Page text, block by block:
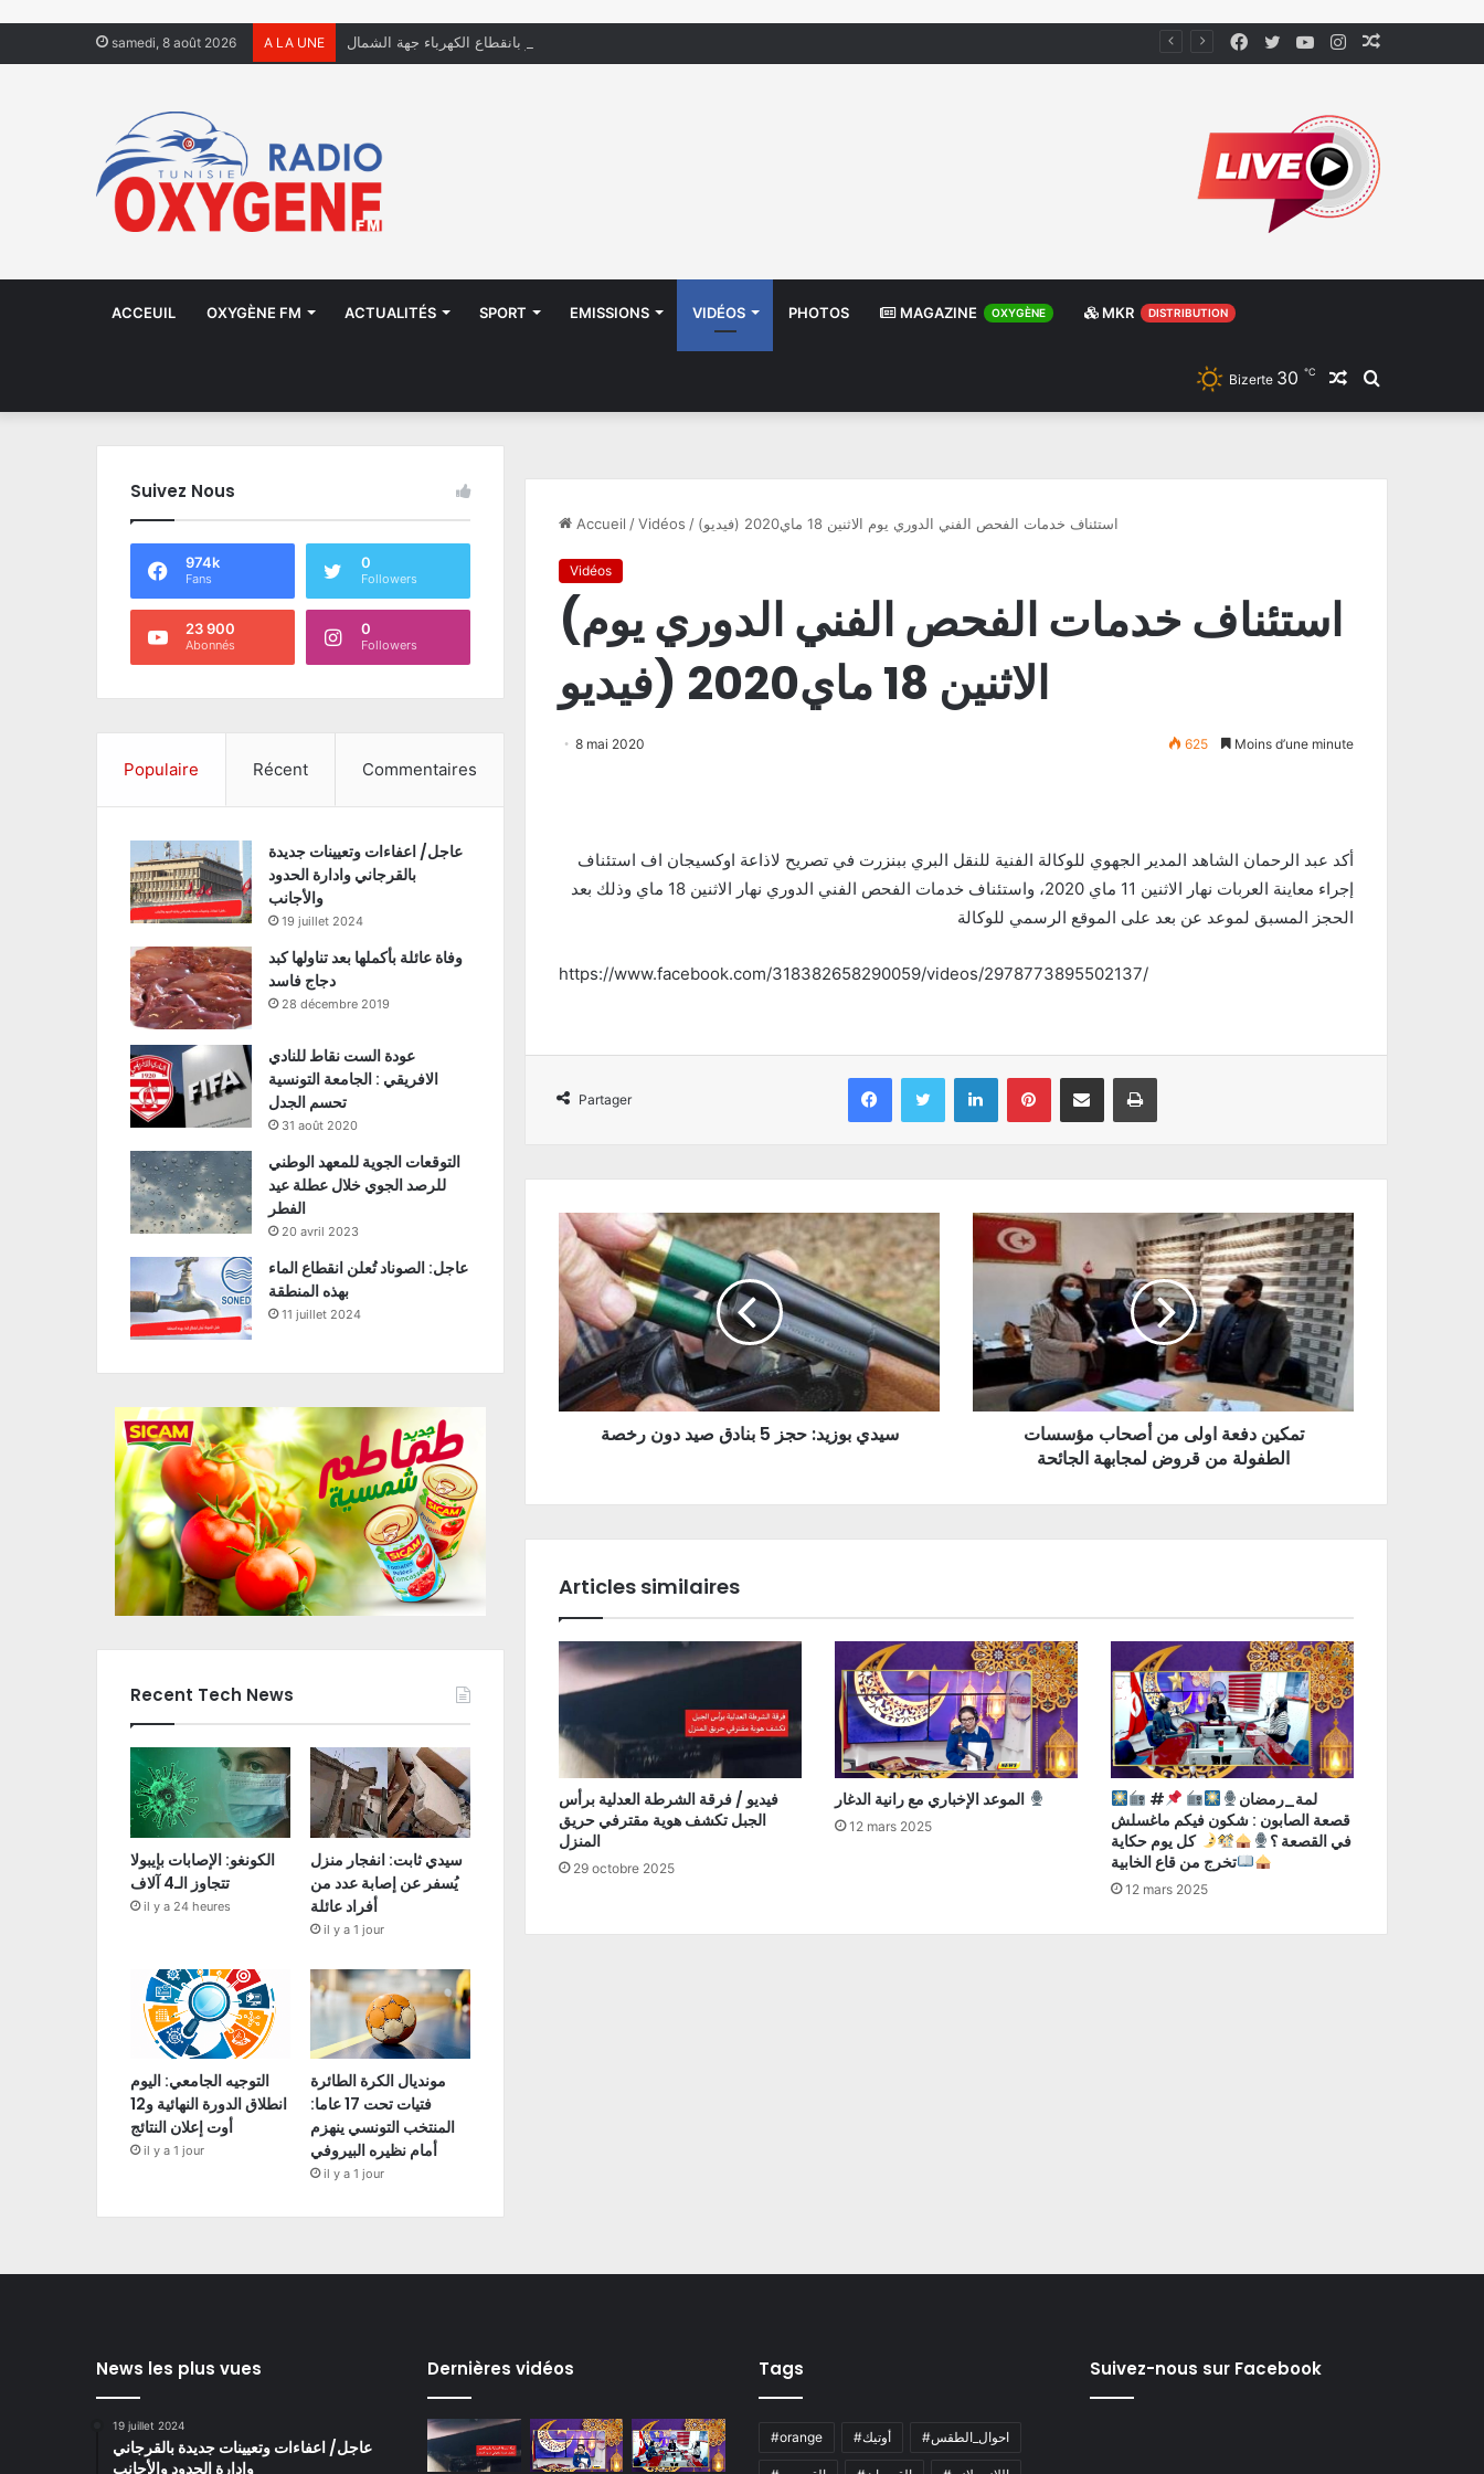
samedi, 8 août 2026 A LA UNE إشعار بانقطاع الكهرباء جهة الشمال Instagram
YouTube
Twitter
Facebook
ACCEUIL OXYGÈNE FM ACTUALITÉS SPORT EMISSIONS VIDÉOS PHOTOS MAGAZINE OXYGÈNE MKR DISTRIBUTION
Rechercher
Article
Bizerte 30 ℃
Accueil /Vidéos / (استئناف خدمات الفحص الفني الدوري يوم الاثنين 18 ماي2020 (فيديو
Vidéos
(استئناف خدمات الفحص الفني الدوري يوم
الاثنين 18 ماي2020 (فيديو
8 mai 2020 625 Moins d’une minute
أكد عبد الرحمان الشاهد المدير الجهوي للوكالة الفنية للنقل البري ببنزرت في تصريح لاذاعة اوكسيجان اف استئناف
إجراء معاينة العربات نهار الاثنين 11 ماي 2020، واستئناف خدمات الفحص الفني الدوري نهار الاثنين 18 ماي وذلك بعد
الحجز المسبق لموعد عن بعد على الموقع الرسمي للوكالة
https://www.facebook.com/318382658290059/videos/2978773895502137/
Partager
Facebook Twitter Linkedin Pinterest Partager par email Imprimer
سیدي بوزید: حجز 5 بنادق صید دون رخصة
تمكين دفعة اولى من أصحاب مؤسسات
الطفولة من قروض لمجابهة الجائحة
Articles similaires
فيديو / فرقة الشرطة العدلية برأس
الجبل تكشف هوية مقترفي حريق
المنزل
29 octobre 2025
الموعد الإخباري مع رانية الدغار
12 mars 2025
#لمة_رمضان
قصعة الصابون : شكون فيكم ماغسلش
في القصعة ؟
كل يوم حكاية
تخرج من قاع الخابية
12 mars 2025
Suivez Nous
974k
Fans
0
Followers
23 900
Abonnés
0
Followers
Populaire Récent Commentaires
عاجل/ اعفاءات وتعيينات جديدة
بالقرجاني وادارة الحدود
والأجانب
19 juillet 2024
وفاة عائلة بأكملها بعد تناولها كبد
دجاج فاسد
28 décembre 2019
عودة الست نقاط للنادي
الافريقي : الجامعة التونسية
تحسم الجدل
31 août 2020
التوقعات الجوية للمعهد الوطني
للرصد الجوي خلال عطلة عيد
الفطر
20 avril 2023
عاجل: الصوناد تُعلن انقطاع الماء
بهذه المنطقة
11 juillet 2024
Recent Tech News
الكونغو: الإصابات بإيبولا
تتجاوز الـ4 آلاف
il y a 24 heures
سيدي ثابت: انفجار منزل
يُسفر عن إصابة عدد من
أفراد عائلة
il y a 1 jour
التوجيه الجامعي: اليوم
انطلاق الدورة النهائية و12
أوت إعلان النتائج
il y a 1 jour
مونديال الكرة الطائرة
فتيات تحت 17 عاما:
المنتخب التونسي ينهزم
أمام نظيره البيروفي
il y a 1 jour
News les plus vues
19 juillet 2024
عاجل/ اعفاءات وتعيينات جديدة بالقرجاني
وادارة الحدود والأجانب
Dernières vidéos Tags
#orange #أوتيك #احوال_الطقس
Suivez-nous sur Facebook